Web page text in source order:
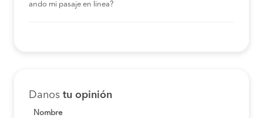
ando mi pasaje en linea?
Danos tu opinión
Nombre